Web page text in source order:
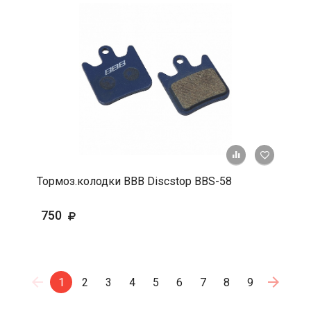
+ К
Тормоз.колодки BBB Discstop BBS-58
750
1 2 3 4 5 6 7 8 9